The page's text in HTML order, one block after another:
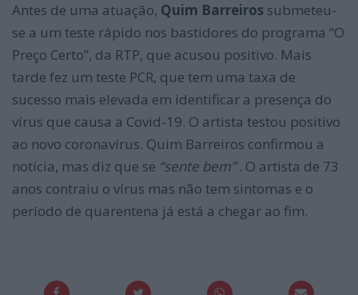
Antes de uma atuação, Quim Barreiros submeteu-
se a um teste rápido nos bastidores do programa “O
Preço Certo”, da RTP, que acusou positivo. Mais
tarde fez um teste PCR, que tem uma taxa de
sucesso mais elevada em identificar a presença do
vírus que causa a Covid-19. O artista testou positivo
ao novo coronavírus. Quim Barreiros confirmou a
notícia, mas diz que se “sente bem”. O artista de 73
anos contraiu o vírus mas não tem sintomas e o
período de quarentena já está a chegar ao fim.